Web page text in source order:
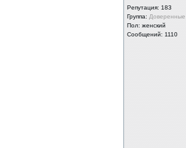
Репутация: 183
Группа: Доверенные
Пол: женский
Сообщений: 1110